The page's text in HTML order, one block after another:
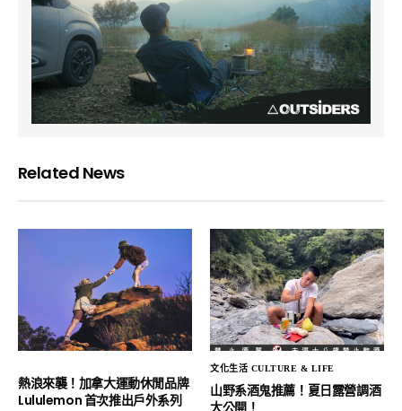
Related News
熱浪來襲！加拿大運動休閒品牌
Lululemon 首次推出戶外系列
文化生活 CULTURE & LIFE
山野系酒鬼推薦！夏日露營調酒